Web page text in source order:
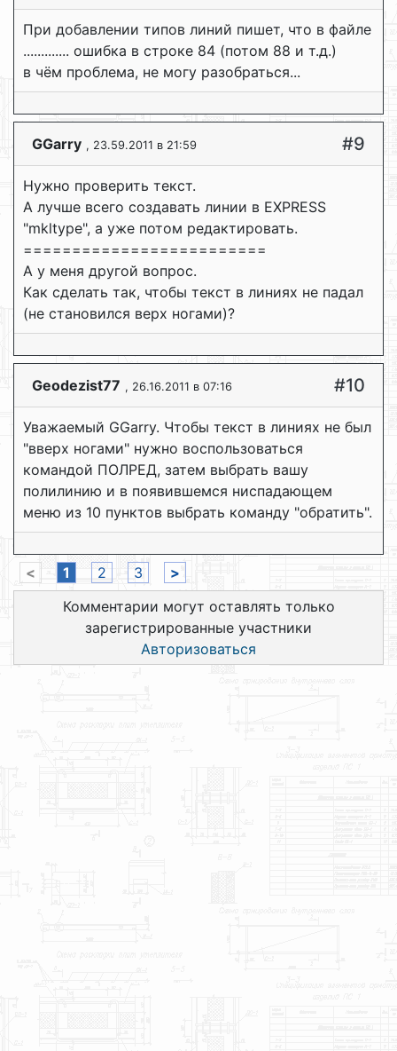
При добавлении типов линий пишет, что в файле
............. ошибка в строке 84 (потом 88 и т.д.)
в чём проблема, не могу разобраться...
GGarry , 23.59.2011 в 21:59 #9
Нужно проверить текст.
А лучше всего создавать линии в EXPRESS
"mkltype", а уже потом редактировать.
=========================
А у меня другой вопрос.
Как сделать так, чтобы текст в линиях не падал
(не становился верх ногами)?
Geodezist77 , 26.16.2011 в 07:16 #10
Уважаемый GGarry. Чтобы текст в линиях не был
"вверх ногами" нужно воспользоваться
командой ПОЛРЕД, затем выбрать вашу
полилинию и в появившемся ниспадающем
меню из 10 пунктов выбрать команду "обратить".
< 1 2 3
>
Комментарии могут оставлять только
зарегистрированные участники
Авторизоваться